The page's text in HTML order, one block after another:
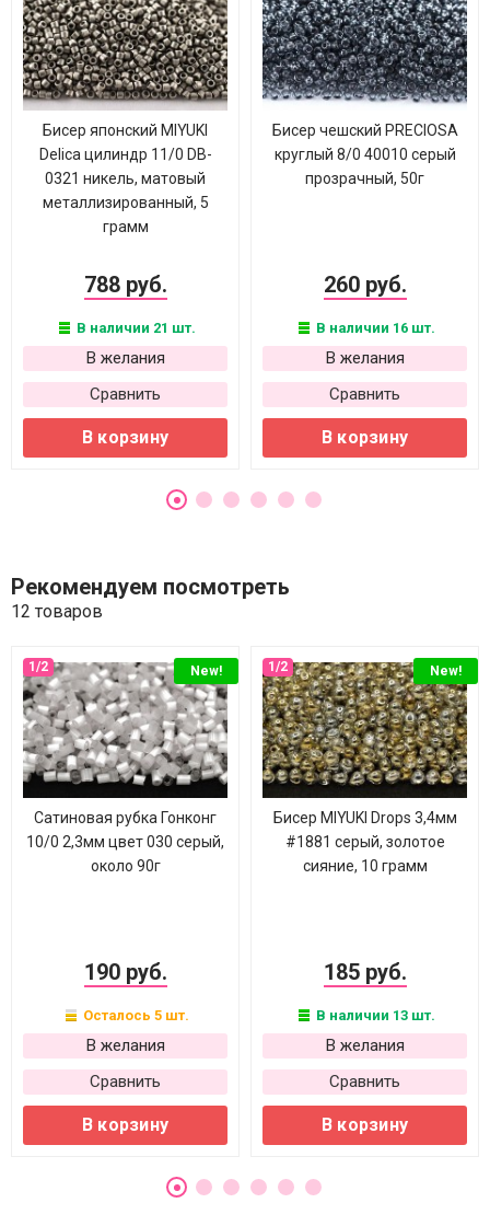
Бисер японский MIYUKI
Delica цилиндр 11/0 DB-
0321 никель, матовый
металлизированный, 5
грамм
788 руб.
В наличии 21 шт.
В желания
Сравнить
В корзину
Бисер чешский PRECIOSA
круглый 8/0 40010 серый
прозрачный, 50г
260 руб.
В наличии 16 шт.
В желания
Сравнить
В корзину
Рекомендуем посмотреть
12 товаров
New!
Сатиновая рубка Гонконг
10/0 2,3мм цвет 030 серый,
около 90г
190 руб.
Осталось 5 шт.
В желания
Сравнить
В корзину
New!
Бисер MIYUKI Drops 3,4мм
#1881 серый, золотое
сияние, 10 грамм
185 руб.
В наличии 13 шт.
В желания
Сравнить
В корзину